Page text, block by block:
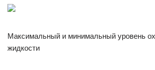
Максимальный и минимальный уровень
жидкости